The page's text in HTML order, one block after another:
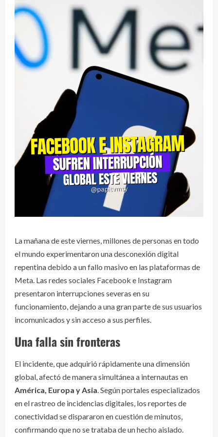
La mañana de este viernes, millones de personas en todo
el mundo experimentaron una desconexión digital
repentina debido a un fallo masivo en las plataformas de
Meta. Las redes sociales Facebook e Instagram
presentaron interrupciones severas en su
funcionamiento, dejando a una gran parte de sus usuarios
incomunicados y sin acceso a sus perfiles.
Una falla sin fronteras
El incidente, que adquirió rápidamente una dimensión
global, afectó de manera simultánea a internautas en
América, Europa y Asia. Según portales especializados
en el rastreo de incidencias digitales, los reportes de
conectividad se dispararon en cuestión de minutos,
confirmando que no se trataba de un hecho aislado.